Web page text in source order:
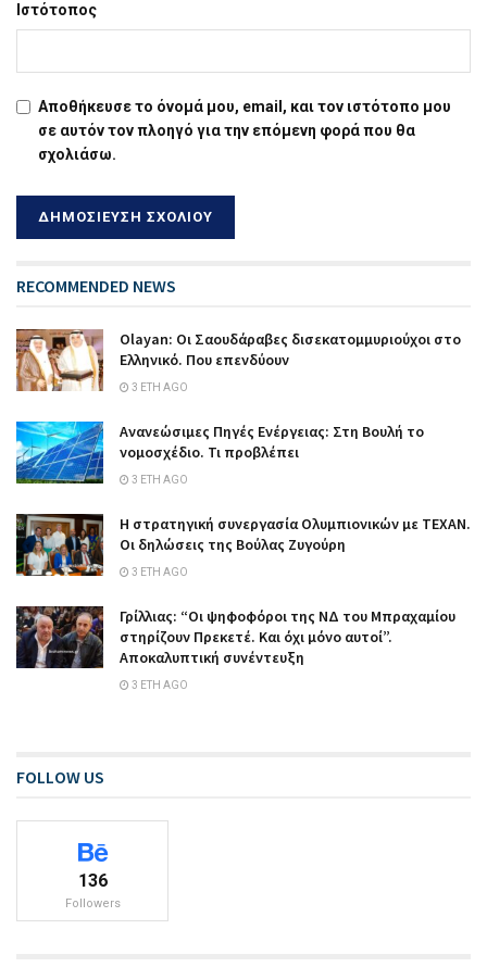
Ιστότοπος
Αποθήκευσε το όνομά μου, email, και τον ιστότοπο μου
σε αυτόν τον πλοηγό για την επόμενη φορά που θα
σχολιάσω.
RECOMMENDED NEWS
Olayan: Οι Σαουδάραβες δισεκατομμυριούχοι στο
Ελληνικό. Που επενδύουν
3 ΈΤΗ AGO
Ανανεώσιμες Πηγές Ενέργειας: Στη Βουλή το
νομοσχέδιο. Τι προβλέπει
3 ΈΤΗ AGO
Η στρατηγική συνεργασία Ολυμπιονικών με ΤΕΧΑΝ.
Οι δηλώσεις της Βούλας Ζυγούρη
3 ΈΤΗ AGO
Γρίλλιας: “Οι ψηφοφόροι της ΝΔ του Μπραχαμίου
στηρίζουν Πρεκετέ. Και όχι μόνο αυτοί”.
Αποκαλυπτική συνέντευξη
3 ΈΤΗ AGO
FOLLOW US
136
Followers